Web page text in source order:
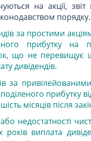
на акції,
порядку.
за простими
прибутку на
що не перевищує
дивідендів.
за
прибутку
місяців після
або недостатності
років виплата